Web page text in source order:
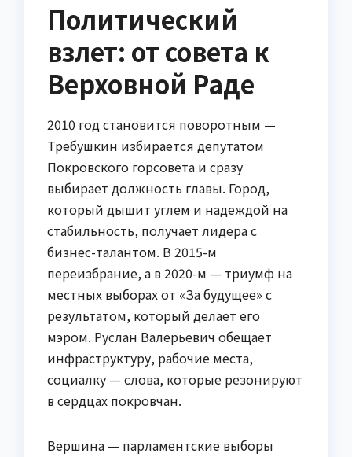
Политический
взлет: от совета к
Верховной Раде
2010 год становится поворотным —
Требушкин избирается депутатом
Покровского горсовета и сразу
выбирает должность главы. Город,
который дышит углем и надеждой на
стабильность, получает лидера с
бизнес-талантом. В 2015-м
переизбрание, а в 2020-м — триумф на
местных выборах от «За будущее» с
результатом, который делает его
мэром. Руслан Валерьевич обещает
инфраструктуру, рабочие места,
социалку — слова, которые резонируют
в сердцах покровчан.
Вершина — парламентские выборы